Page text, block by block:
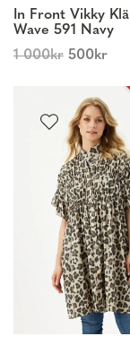
In Front Vikky
Wave 591 Navy
1 000kr 500kr